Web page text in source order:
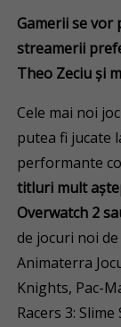
Gamerii se vor
streamerii
Theo Zeciu și
Cele mai noi
putea fi jucate
performante
titluri mult
Overwatch 2
de jocuri noi
Animaterra
Knights, Pac-
Racers 3: